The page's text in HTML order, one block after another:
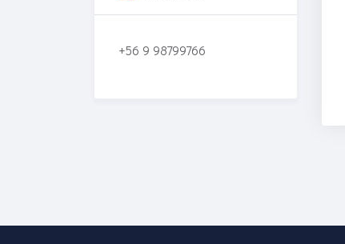
+56 9 98799766
of Educati’s top courses for